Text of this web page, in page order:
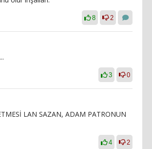
8 2
3 0
LAN SAZAN, ADAM PATRONUN
4 2